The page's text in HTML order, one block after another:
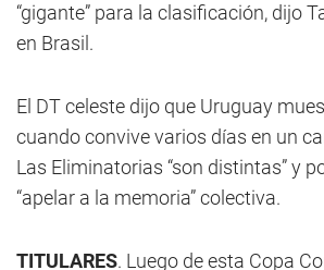
“gigante” para la clasificación, dijo
en Brasil.
El DT celeste dijo que Uruguay
cuando convive varios días en un
Las Eliminatorias “son distintas” y
“apelar a la memoria” colectiva.
TITULARES. Luego de esta Copa